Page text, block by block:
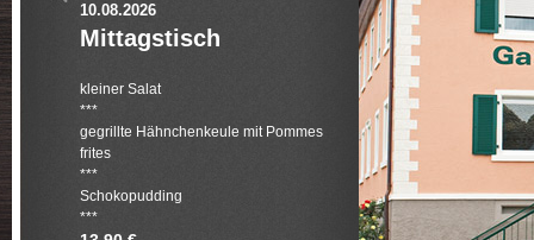
10.08.2026
Mittagstisch
kleiner Salat
***
gegrillte Hähnchenkeule mit Pommes
frites
***
Schokopudding
***